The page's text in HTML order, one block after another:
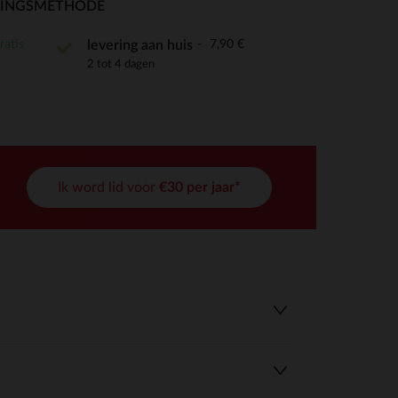
aan te passen en te beheren, en zorgt ervoor dat aan
levering aan huis 7,90 €
2 tot 4 dagen
Ik word lid voor €30 per jaar*